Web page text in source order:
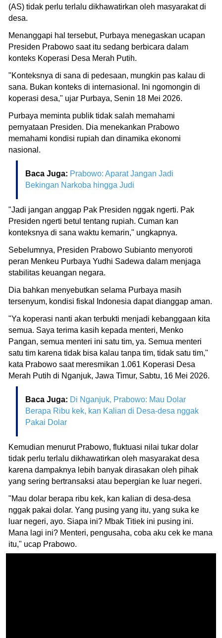
(AS) tidak perlu terlalu dikhawatirkan oleh masyarakat di
desa.
Menanggapi hal tersebut, Purbaya menegaskan ucapan
Presiden Prabowo saat itu sedang berbicara dalam
konteks Koperasi Desa Merah Putih.
"Konteksnya di sana di pedesaan, mungkin pas kalau di
sana. Bukan konteks di internasional. Ini ngomongin di
koperasi desa," ujar Purbaya, Senin 18 Mei 2026.
Purbaya meminta publik tidak salah memahami
pernyataan Presiden. Dia menekankan Prabowo
memahami kondisi rupiah dan dinamika ekonomi
nasional.
Baca Juga: Prabowo: Aparat Jangan Jadi
Bekingan Narkoba hingga Judi
"Jadi jangan anggap Pak Presiden nggak ngerti. Pak
Presiden ngerti betul tentang rupiah. Cuman kan
konteksnya di sana waktu kemarin," ungkapnya.
Sebelumnya, Presiden Prabowo Subianto menyoroti
peran Menkeu Purbaya Yudhi Sadewa dalam menjaga
stabilitas keuangan negara.
Dia bahkan menyebutkan selama Purbaya masih
tersenyum, kondisi fiskal Indonesia dapat dianggap aman.
"Ya koperasi nanti akan terbukti menjadi kebanggaan kita
semua. Saya terima kasih kepada menteri, Menko
Pangan, semua menteri ini satu tim, ya. Semua menteri
satu tim karena tidak bisa kalau tanpa tim, tidak satu tim,"
kata Prabowo saat meresmikan 1.061 Koperasi Desa
Merah Putih di Nganjuk, Jawa Timur, Sabtu, 16 Mei 2026.
Baca Juga: Di Nganjuk, Prabowo: Mau Dolar
Berapa Ribu kek, kan Kalian di Desa-desa nggak
Pakai Dolar
Kemudian menurut Prabowo, fluktuasi nilai tukar dolar
tidak perlu terlalu dikhawatirkan oleh masyarakat desa
karena dampaknya lebih banyak dirasakan oleh pihak
yang sering bertransaksi atau bepergian ke luar negeri.
"Mau dolar berapa ribu kek, kan kalian di desa-desa
nggak pakai dolar. Yang pusing yang itu, yang suka ke
luar negeri, ayo. Siapa ini? Mbak Titiek ini pusing ini.
Mana lagi ini? Menteri, pengusaha, coba aku cek ke mana
itu," ucap Prabowo.